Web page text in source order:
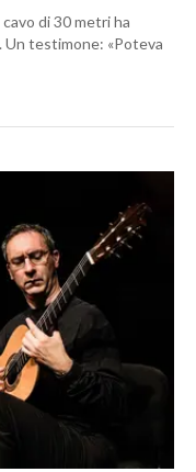
di 30 metri ha
Un testimone: «Poteva